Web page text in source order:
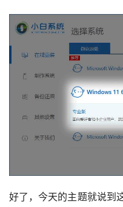
好了，今天的主题就说到